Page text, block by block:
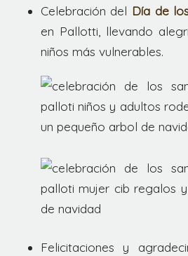
Celebración del Día de
en Pallotti, llevando
niños más vulnerables.
Felicitaciones y